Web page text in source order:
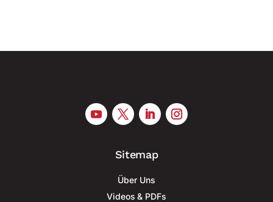
Sitemap
Über Uns
Videos & PDFs